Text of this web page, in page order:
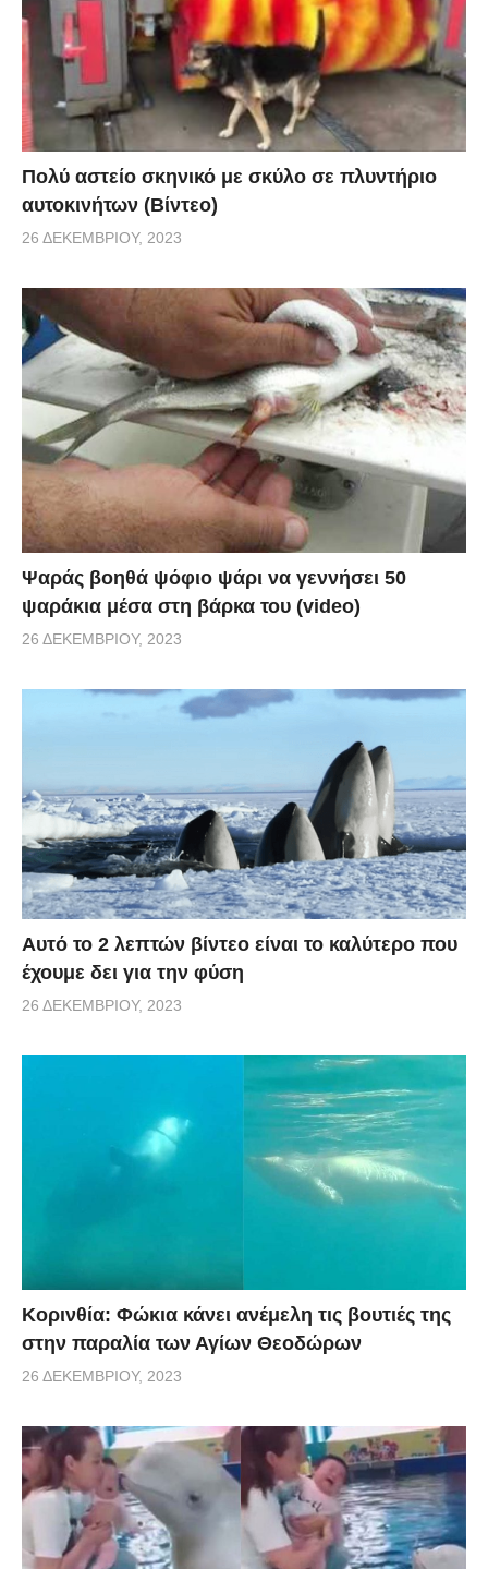
Πολύ αστείο σκηνικό με σκύλο σε πλυντήριο
αυτοκινήτων (Βίντεο)
26 ΔΕΚΕΜΒΡΊΟΥ, 2023
Ψαράς βοηθά ψόφιο ψάρι να γεννήσει 50
ψαράκια μέσα στη βάρκα του (video)
26 ΔΕΚΕΜΒΡΊΟΥ, 2023
Αυτό το 2 λεπτών βίντεο είναι το καλύτερο που
έχουμε δει για την φύση
26 ΔΕΚΕΜΒΡΊΟΥ, 2023
Κορινθία: Φώκια κάνει ανέμελη τις βουτιές της
στην παραλία των Αγίων Θεοδώρων
26 ΔΕΚΕΜΒΡΊΟΥ, 2023